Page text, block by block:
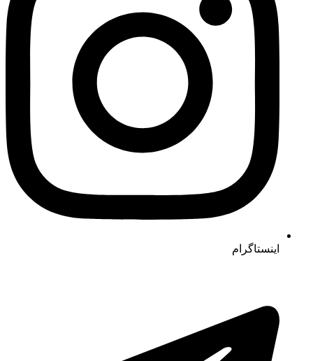
اینستاگرام